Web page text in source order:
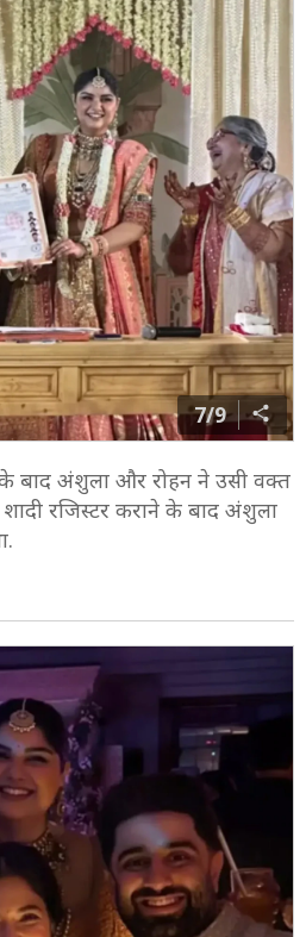
के बाद अंशुला और रोहन ने उसी वक्त
रजिस्टर कराने के बाद अंशुला